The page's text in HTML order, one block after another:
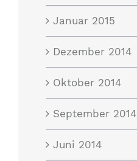
Januar 2015
Dezember 2014
Oktober 2014
September 2014
Juni 2014